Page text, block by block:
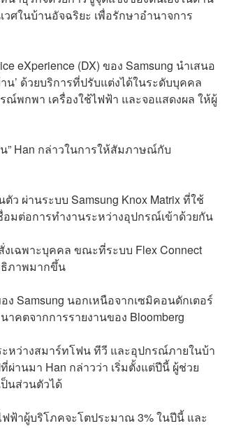
ศในบ้านอัจฉริยะ เพื่อรักษาอำนาจการ
eXperience (DX) ของ Samsung นำเสนอ
น’ ด้วยบริการที่ปรับแต่งได้ในระดับบุคคล
พกพา เครื่องใช้ไฟฟ้า และจอแสดงผล ให้ผู้
” Han กล่าวในการให้สัมภาษณ์กับ
ผ่านระบบ Samsung Knox Matrix ที่ใช้
มต่อการทำงานระหว่างอุปกรณ์เข้าด้วยกัน
เฉพาะบุคคล ขณะที่ระบบ Flex Connect
ธิภาพมากขึ้น
Samsung นอกเหนือจากเซมิคอนดักเตอร์
คตจากการรายงานของ Bloomberg
ะหว่างสมาร์ทโฟน ทีวี และอุปกรณ์ภายในบ้า
านมา Han กล่าวว่า เริ่มตั้งแต่ปีนี้ ผู้ช่วย
นส่วนตัวได้
ฟ้าผู้บริโภคจะโตประมาณ 3% ในปีนี้ และ